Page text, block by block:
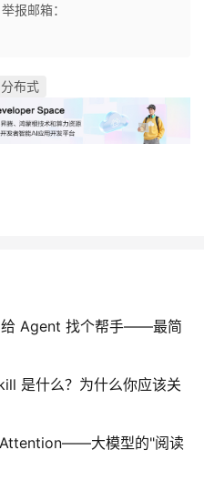
报邮箱：
分布式
给 Agent 找个帮手——最简
是什么？为什么你应该关
Attention——大模型的"阅读